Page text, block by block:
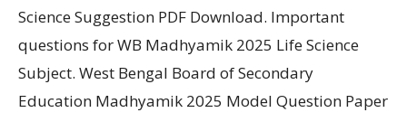
Science Suggestion PDF Download. Important
questions for WB Madhyamik 2025 Life Science
Subject. West Bengal Board of Secondary
Education Madhyamik 2025 Model Question Paper